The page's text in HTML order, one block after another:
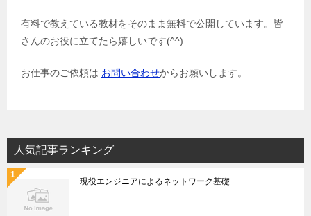
有料で教えている教材をそのまま無料で公開しています。皆
さんのお役に立てたら嬉しいです(^^)
お仕事のご依頼は お問い合わせからお願いします。
人気記事ランキング
現役エンジニアによるネットワーク基礎